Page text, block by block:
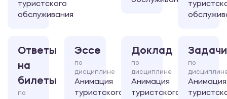
туристского
обслуживания
Ответы
на
билеты
по
Эссе
по
дисциплине
Анимация
туристского
Доклад
по
дисциплине
Анимация
туристского
Задачи
по
Анимация